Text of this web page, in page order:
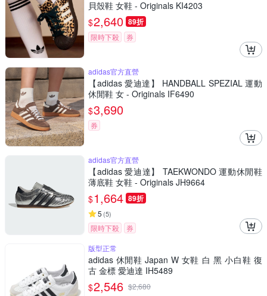
貝殼鞋 女鞋 - Originals KI4203
$2,640 89折
限時下殺 券
adidas官方直營
【adidas 愛迪達】 HANDBALL SPEZIAL 運動
休閒鞋 女 - Originals IF6490
$3,690
券
adidas官方直營
【adidas 愛迪達】 TAEKWONDO 運動休閒鞋
薄底鞋 女鞋 - Originals JH9664
$1,664 89折
5 (5)
限時下殺
券
版型正常
adidas 休閒鞋 Japan W 女鞋 白 黑 小白鞋 復
古 金標 愛迪達 IH5489
$2,546 $2,680